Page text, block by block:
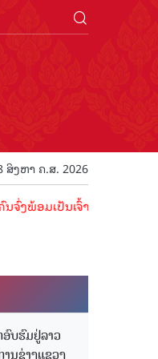
ສິງຫາ ຄ.ສ. 2026
ເຈົ້າພາບທີ່ດີ ຕ້ອນຮັບນັກທ່ອ
ບຮົມຢູ່ລາວ
ນຊ່າງແຂວງ